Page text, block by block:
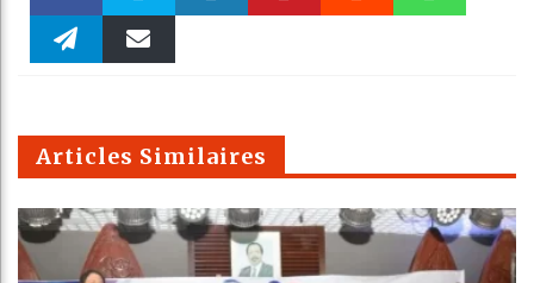
Faceboo Twitter
m
Articles Similaires